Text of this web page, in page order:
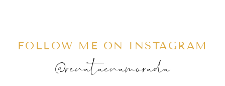
FOLLOW ME ON INSTAGRAM
@renataenamorada